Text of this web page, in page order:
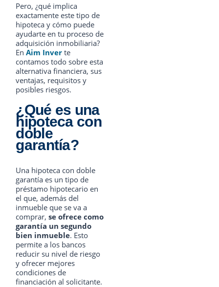
Pero, ¿qué implica
exactamente este tipo de
hipoteca y cómo puede
ayudarte en tu proceso de
adquisición inmobiliaria?
EnAim Inver te
contamos todo sobre esta
alternativa financiera, sus
ventajas, requisitos y
posibles riesgos.
¿Qué es una
hipoteca con
doble
garantía?
Una hipoteca con doble
garantía es un tipo de
préstamo hipotecario en
el que, además del
inmueble que se va a
comprar,se ofrece como
garantía un segundo
bien inmueble. Esto
permite a los bancos
reducir su nivel de riesgo
y ofrecer mejores
condiciones de
financiación al solicitante.